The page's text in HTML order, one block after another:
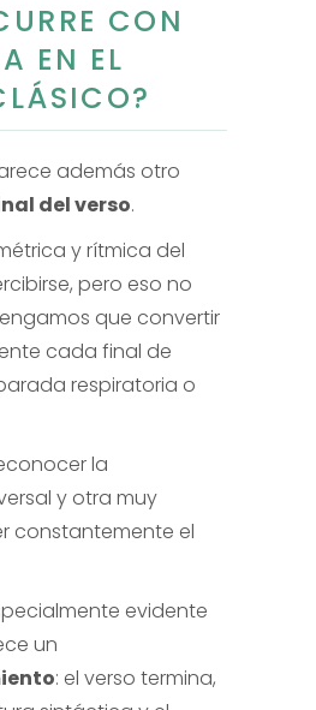
CON
EN EL
además otro
del verso.
y rítmica del
pero eso no
que convertir
cada final de
respiratoria o
la
y otra muy
constantemente el
evidente
un
: el verso termina,